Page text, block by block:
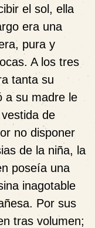
el sol, ella
era una
pura y
A los tres
tanta su
a su madre le
de
no disponer
de la niña, la
poseía una
inagotable
Por sus
tras volumen;